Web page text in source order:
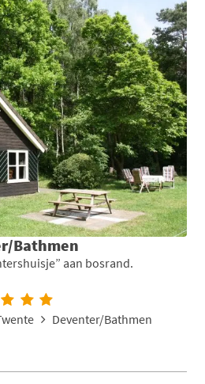
Bathmen
aan bosrand.
Deventer/Bathmen